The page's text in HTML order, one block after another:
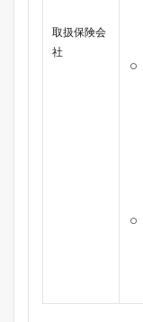
取扱保険会
社